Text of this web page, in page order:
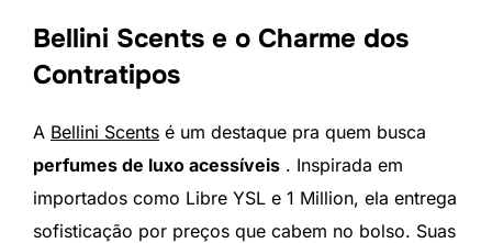
Bellini Scents e o Charme dos
Contratipos
A Bellini Scents é um destaque pra quem busca
perfumes de luxo acessíveis . Inspirada em
importados como Libre YSL e 1 Million, ela entrega
sofisticação por preços que cabem no bolso. Suas